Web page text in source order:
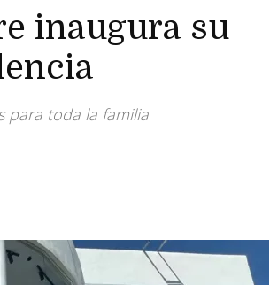
inaugura su
para toda la familia